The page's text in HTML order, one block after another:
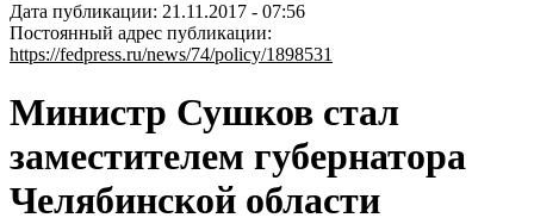
Дата публикации: 21.11.2017 - 07:56
Постоянный адрес публикации:
https://fedpress.ru/news/74/policy/1898531
Министр Сушков стал
заместителем губернатора
Челябинской области